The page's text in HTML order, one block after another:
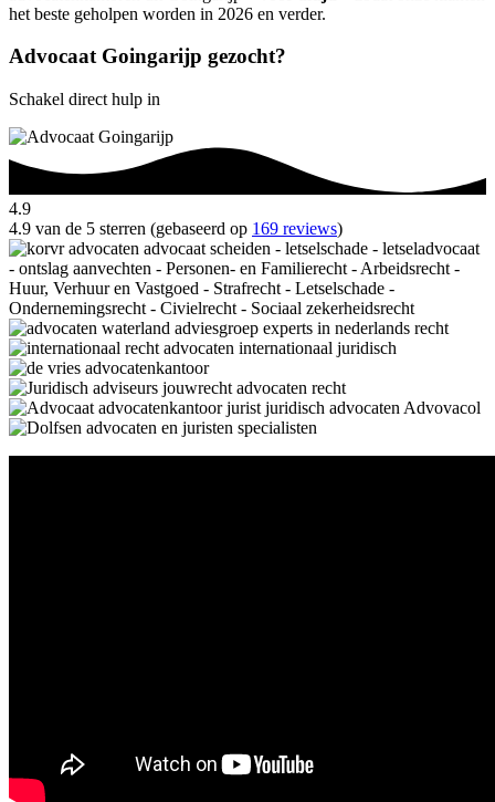
het beste geholpen worden in 2026 en verder.
Advocaat Goingarijp gezocht?
Schakel direct hulp in
4.9
4.9 van de 5 sterren (gebaseerd op 169 reviews)